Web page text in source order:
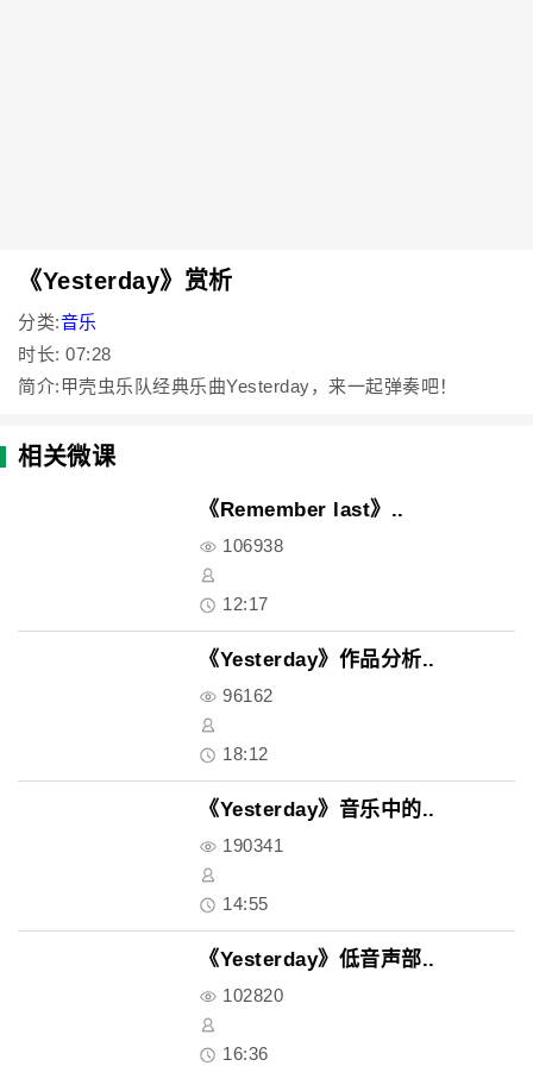
《Yesterday》赏析
分类:音乐
时长: 07:28
简介:甲壳虫乐队经典乐曲Yesterday，来一起弹奏吧！
相关微课
《Remember last》..
106938
12:17
《Yesterday》作品分析..
96162
18:12
《Yesterday》音乐中的..
190341
14:55
《Yesterday》低音声部..
102820
16:36